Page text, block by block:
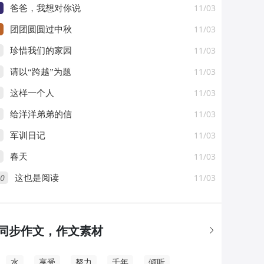
11/03
爸爸，我想对你说
11/03
团团圆圆过中秋
11/03
珍惜我们的家园
11/03
请以“跨越”为题
11/03
这样一个人
11/03
给洋洋弟弟的信
11/03
军训日记
11/03
春天
11/03
这也是阅读

步作文，作文素材